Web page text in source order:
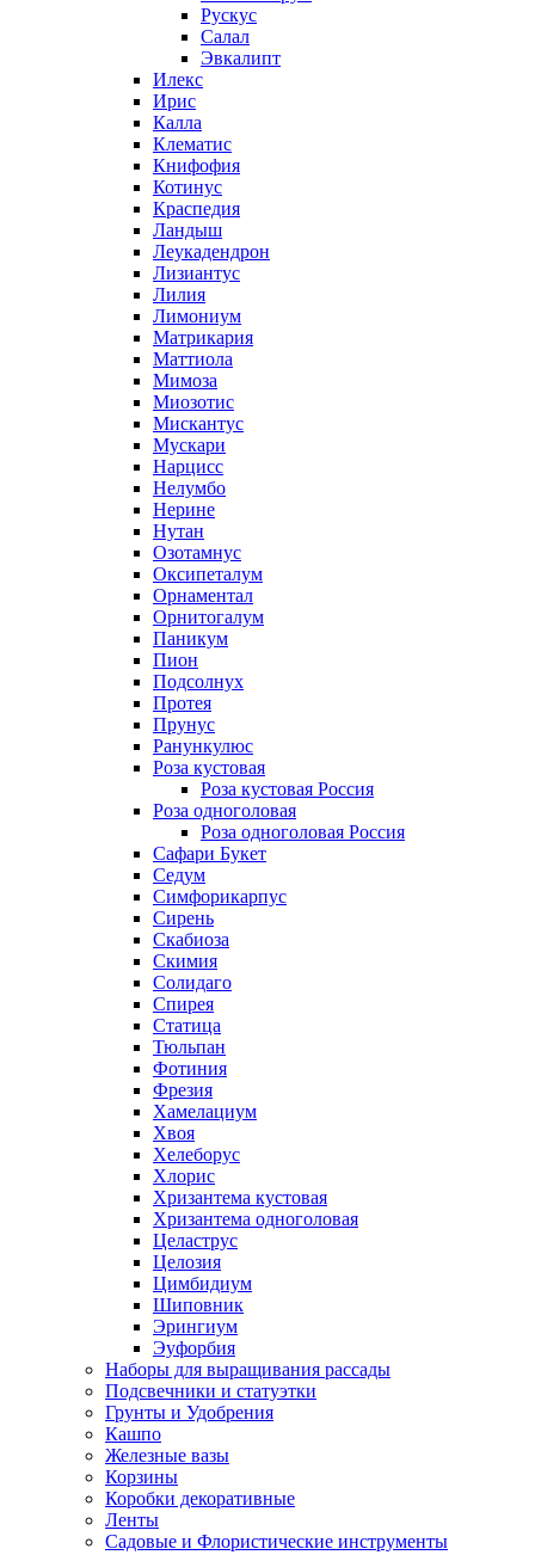
Рускус
Салал
Эвкалипт
Илекс
Ирис
Калла
Клематис
Книфофия
Котинус
Краспедия
Ландыш
Леукадендрон
Лизиантус
Лилия
Лимониум
Матрикария
Маттиола
Мимоза
Миозотис
Мискантус
Мускари
Нарцисс
Нелумбо
Нерине
Нутан
Озотамнус
Оксипеталум
Орнаментал
Орнитогалум
Паникум
Пион
Подсолнух
Протея
Прунус
Ранункулюс
Роза кустовая
Роза кустовая Россия
Роза одноголовая
Роза одноголовая Россия
Сафари Букет
Седум
Симфорикарпус
Сирень
Скабиоза
Скимия
Солидаго
Спирея
Статица
Тюльпан
Фотиния
Фрезия
Хамелациум
Хвоя
Хелеборус
Хлорис
Хризантема кустовая
Хризантема одноголовая
Целаструс
Целозия
Цимбидиум
Шиповник
Эрингиум
Эуфорбия
Наборы для выращивания рассады
Подсвечники и статуэтки
Грунты и Удобрения
Кашпо
Железные вазы
Корзины
Коробки декоративные
Ленты
Садовые и Флористические инструменты